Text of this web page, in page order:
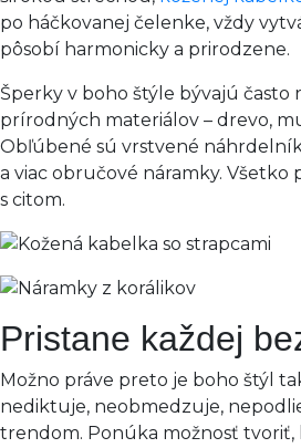
po háčkovanej čelenke, vždy
pôsobí harmonicky a prirodzene.
Šperky v boho štýle bývajú často
prírodných materiálov – drevo,
Obľúbené sú vrstvené
a viac obručové náramky. Všetko
s citom.
Pristane každej
Možno práve preto je boho štýl
nediktuje, neobmedzuje,
trendom. Ponúka možnosť tvoriť,